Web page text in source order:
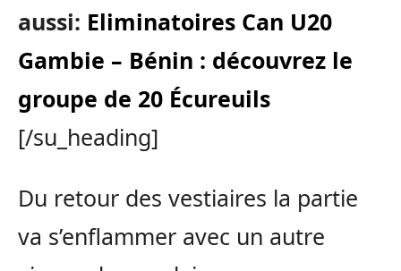
aussi: Eliminatoires Can U20
Gambie – Bénin : découvrez le
groupe de 20 Écureuils
[/su_heading]
Du retour des vestiaires la partie
va s’enflammer avec un autre